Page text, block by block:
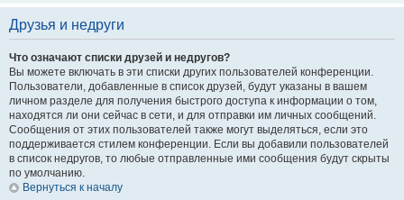
Друзья и недруги
Что означают списки друзей и недругов?
Вы можете включать в эти списки других пользователей конференции.
Пользователи, добавленные в список друзей, будут указаны в вашем
личном разделе для получения быстрого доступа к информации о том,
находятся ли они сейчас в сети, и для отправки им личных сообщений.
Сообщения от этих пользователей также могут выделяться, если это
поддерживается стилем конференции. Если вы добавили пользователей
в список недругов, то любые отправленные ими сообщения будут скрыты
по умолчанию.
Вернуться к началу